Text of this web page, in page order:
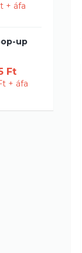
+ áfa
up
Ft
+ áfa